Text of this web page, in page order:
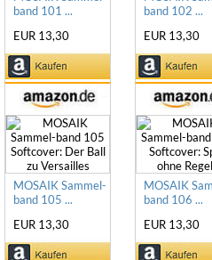
band 101 ...
EUR 13,30
band 102 ...
EUR 13,30
MOSAIK Sammel-
band 105 ...
EUR 13,30
MOSAIK
band 106 ...
EUR 13,30